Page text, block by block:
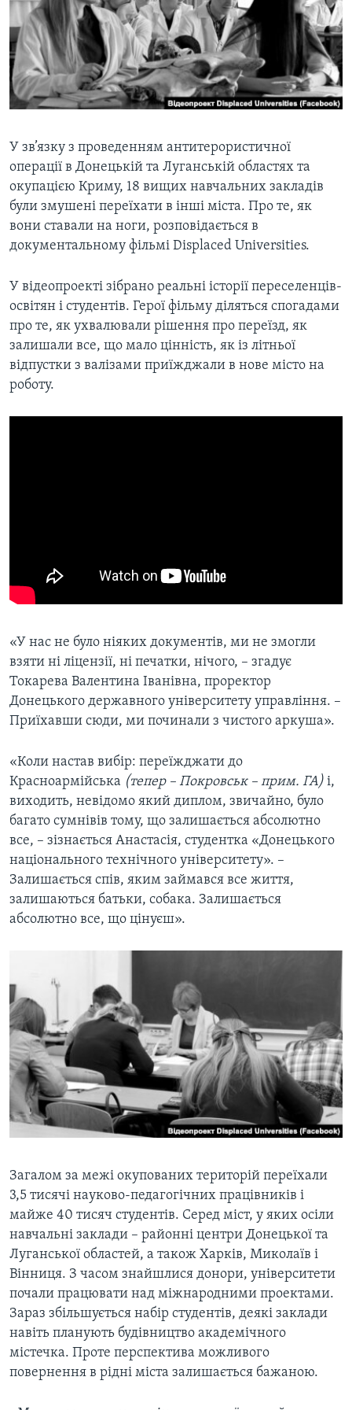
СУСПІЛЬСТВО
ЕКОНОМІКА
ІСТОРІЇ УСПІХУ УКРАЇНЦІВ
ТЕЛЕПРОГРАМИ
ЧАС-TIME
БРИФІНГ ГОЛОСУ АМЕРИКИ
ВІКНО В АМЕРИКУ
ПРАЙМ-ТАЙМ
ПОГЛЯД З ВАШИНГТОНА
ENGLISH
Learning English
МИ В СОЦМЕРЕЖАХ
Мови
У зв’язку з проведенням антитерористичної
операції в Донецькій та Луганській областях та
окупацією Криму, 18 вищих навчальних закладів
були змушені переїхати в інші міста. Про те, як
вони ставали на ноги, розповідається в
документальному фільмі Displaced Universities.
У відеопроекті зібрано реальні історії переселенців-
освітян і студентів. Герої фільму діляться спогадами
про те, як ухвалювали рішення про переїзд, як
залишали все, що мало цінність, як із літньої
відпустки з валізами приїжджали в нове місто на
роботу.
«У нас не було ніяких документів, ми не змогли
взяти ні ліцензії, ні печатки, нічого, – згадує
Токарева Валентина Іванівна, проректор
Донецького державного університету управління. –
Приїхавши сюди, ми починали з чистого аркуша».
«Коли настав вибір: переїжджати до
Красноармійська (тепер – Покровськ – прим. ГА) і,
виходить, невідомо який диплом, звичайно, було
багато сумнівів тому, що залишається абсолютно
все, – зізнається Анастасія, студентка «Донецького
національного технічного університету». –
Залишається спів, яким займався все життя,
залишаються батьки, собака. Залишається
абсолютно все, що цінуєш».
Загалом за межі окупованих територій переїхали
3,5 тисячі науково-педагогічних працівників і
майже 40 тисяч студентів. Серед міст, у яких осіли
навчальні заклади – районні центри Донецької та
Луганської областей, а також Харків, Миколаїв і
Вінниця. З часом знайшлися донори, університети
почали працювати над міжнародними проектами.
Зараз збільшується набір студентів, деякі заклади
навіть планують будівництво академічного
містечка. Проте перспектива можливого
повернення в рідні міста залишається бажаною.